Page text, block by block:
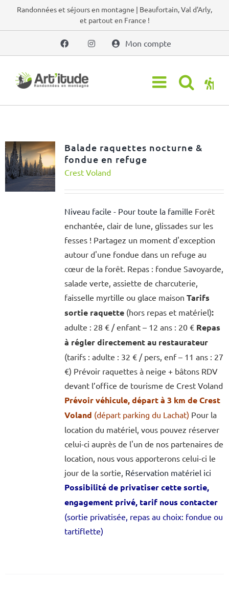
PasserRandonnées et séjours en montagne | Beaufortain, Val d'Arly,
et partout en France !
Mon compte
Balade raquettes nocturne &
fondue en refuge
Crest Voland
Niveau facile - Pour toute la famille Forêt
enchantée, clair de lune, glissades sur les
fesses ! Partagez un moment d'exception
autour d'une fondue dans un refuge au
cœur de la forêt. Repas : fondue Savoyarde,
salade verte, assiette de charcuterie,
faisselle myrtille ou glace maison Tarifs
sortie raquette (hors repas et matériel):
adulte : 28 € / enfant – 12 ans : 20 € Repas
à régler directement au restaurateur
(tarifs : adulte : 32 € / pers, enf – 11 ans : 27
€) Prévoir raquettes à neige + bâtons RDV
devant l’office de tourisme de Crest Voland
Prévoir véhicule, départ à 3 km de Crest
Voland (départ parking du Lachat) Pour la
location du matériel, vous pouvez réserver
celui-ci auprès de l'un de nos partenaires de
location, nous vous apporterons celui-ci le
jour de la sortie, Réservation matériel ici
Possibilité de privatiser cette sortie,
engagement privé, tarif nous contacter
(sortie privatisée, repas au choix: fondue ou
tartiflette)